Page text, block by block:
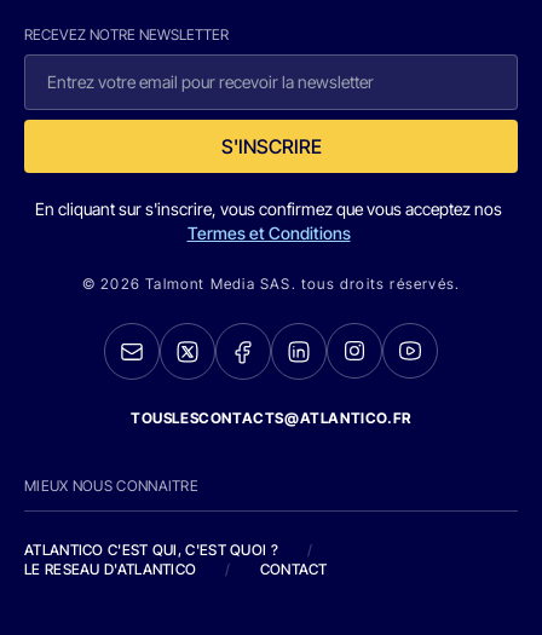
RECEVEZ NOTRE NEWSLETTER
S'INSCRIRE
En cliquant sur s'inscrire, vous confirmez que vous acceptez nos
Termes et Conditions
© 2026 Talmont Media SAS. tous droits réservés.
TOUSLESCONTACTS@ATLANTICO.FR
MIEUX NOUS CONNAITRE
ATLANTICO C'EST QUI, C'EST QUOI ?
/
LE RESEAU D'ATLANTICO
/ CONTACT